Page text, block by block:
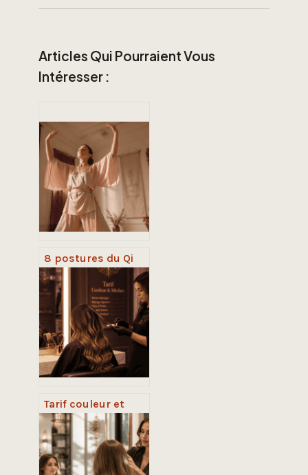
Articles Qui Pourraient Vous
Intéresser :
8 postures du Qi
Gong : 10 minutes
par jour pour
libérer votre
énergie vitale
Tarif couleur et
mèches : 5
facteurs clés pour
anticiper votre
facture finale